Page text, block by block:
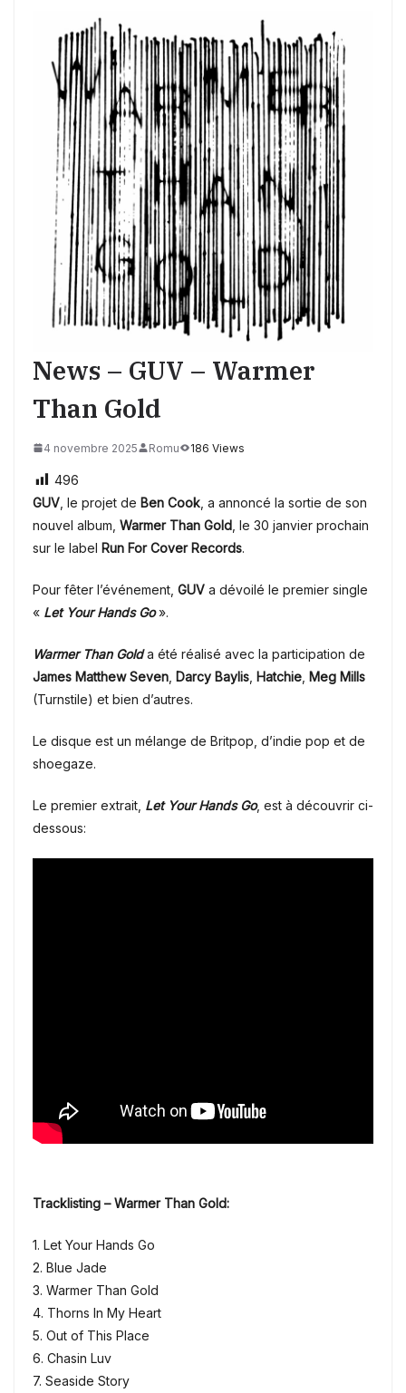
News – GUV – Warmer
Than Gold
4 novembre 2025 Romu 186 Views
496
GUV , le projet de Ben Cook , a annoncé la sortie de son
nouvel album, Warmer Than Gold , le 30 janvier prochain
sur le label Run For Cover Records.
Pour fêter l’événement, GUV a dévoilé le premier single
« Let Your Hands Go ».
Warmer Than Golda été réalisé avec la participation de
James Matthew Seven Darcy Baylis Hatchie Meg Mills
(Turnstile) et bien d’autres.
Le disque est un mélange de Britpop, d’indie pop et de
shoegaze.
Le premier extrait, Let Your Hands Go, est à découvrir ci-
dessous:
Tracklisting – Warmer Than Gold:
1. Let Your Hands Go
2. Blue Jade
3. Warmer Than Gold
4. Thorns In My Heart
5. Out of This Place
6. Chasin Luv
7. Seaside Story